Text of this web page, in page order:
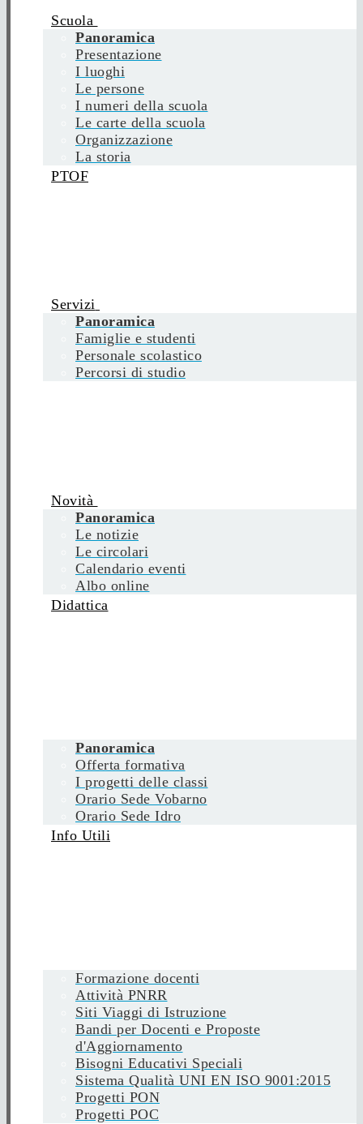
Scuola
Panoramica
Presentazione
I luoghi
Le persone
I numeri della scuola
Le carte della scuola
Organizzazione
La storia
PTOF
Servizi
Panoramica
Famiglie e studenti
Personale scolastico
Percorsi di studio
Novità
Panoramica
Le notizie
Le circolari
Calendario eventi
Albo online
Didattica
Panoramica
Offerta formativa
I progetti delle classi
Orario Sede Vobarno
Orario Sede Idro
Info Utili
Formazione docenti
Attività PNRR
Siti Viaggi di Istruzione
Bandi per Docenti e Proposte
d'Aggiornamento
Bisogni Educativi Speciali
Sistema Qualità UNI EN ISO 9001:2015
Progetti PON
Progetti POC